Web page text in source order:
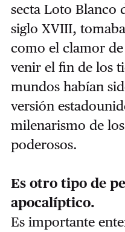
secta Loto Blanco
siglo XVIII,
como el clamor
venir el fin de los
mundos habían
versión
milenarismo de
poderosos.
Es otro tipo de
apocalíptico.
Es importante